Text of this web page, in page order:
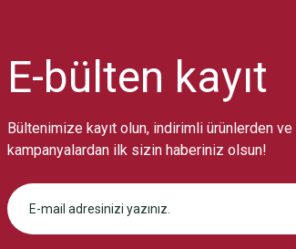
Bu ürüne benzer farklı alternatifler olmalı.
E-bülten kayıt
Bültenimize kayıt olun, indirimli ürünlerden ve
kampanyalardan ilk sizin haberiniz olsun!